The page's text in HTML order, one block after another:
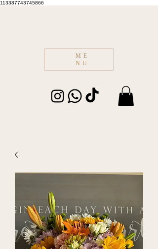
113387743745866
ME
NU